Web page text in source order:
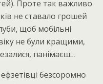
Проте так важливо
не ставало грошей
щоб мобільні
не були кращими,
панімаєш…
безсоромно